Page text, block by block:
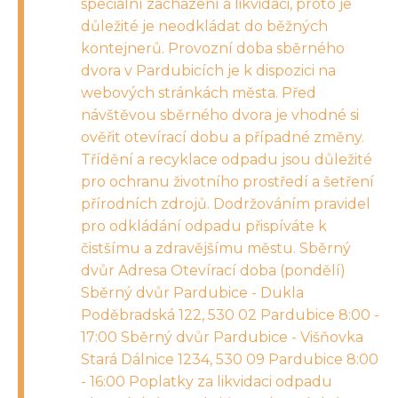
speciální zacházení a likvidaci, proto je
důležité je neodkládat do běžných
kontejnerů. Provozní doba sběrného
dvora v Pardubicích je k dispozici na
webových stránkách města. Před
návštěvou sběrného dvora je vhodné si
ověřit otevírací dobu a případné změny.
Třídění a recyklace odpadu jsou důležité
pro ochranu životního prostředí a šetření
přírodních zdrojů. Dodržováním pravidel
pro odkládání odpadu přispíváte k
čistšímu a zdravějšímu městu. Sběrný
dvůr Adresa Otevírací doba (pondělí)
Sběrný dvůr Pardubice - Dukla
Poděbradská 122, 530 02 Pardubice 8:00 -
17:00 Sběrný dvůr Pardubice - Višňovka
Stará Dálnice 1234, 530 09 Pardubice 8:00
- 16:00 Poplatky za likvidaci odpadu